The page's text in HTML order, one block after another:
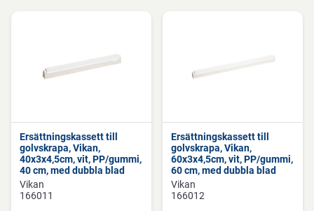
Ersättningskassett till
golvskrapa, Vikan,
40x3x4,5cm, vit, PP/gummi,
40 cm, med dubbla blad
Vikan
166011
Ersättningskassett till
golvskrapa, Vikan,
60x3x4,5cm, vit, PP/gummi,
60 cm, med dubbla blad
Vikan
166012